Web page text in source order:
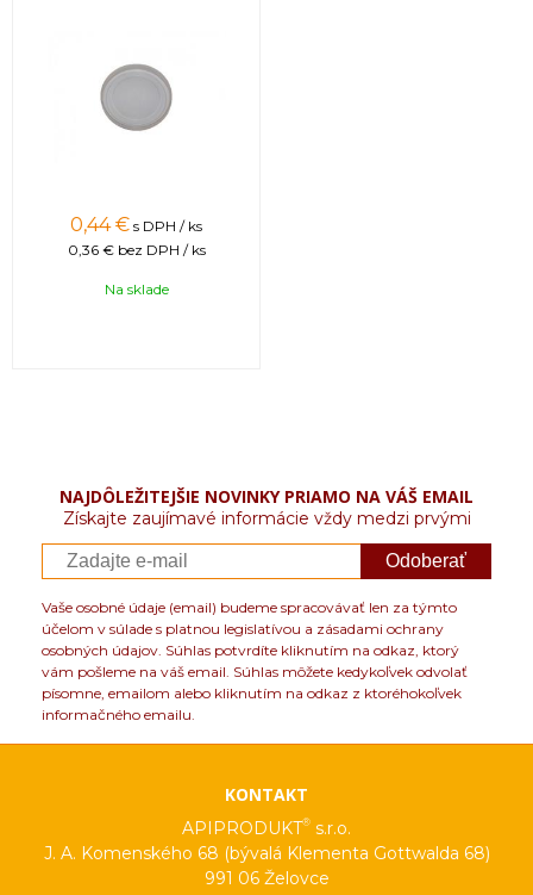
0,44 € s DPH / ks
0,36 € bez DPH / ks
Na sklade
NAJDÔLEŽITEJŠIE NOVINKY PRIAMO NA VÁŠ EMAIL
Získajte zaujímavé informácie vždy medzi prvými
Odoberať
Vaše osobné údaje (email) budeme spracovávať len za týmto
účelom v súlade s platnou legislatívou a zásadami ochrany
osobných údajov. Súhlas potvrdíte kliknutím na odkaz, ktorý
vám pošleme na váš email. Súhlas môžete kedykoľvek odvolať
písomne, emailom alebo kliknutím na odkaz z ktoréhokoľvek
informačného emailu.
KONTAKT
APIPRODUKT® s.r.o.
J. A. Komenského 68 (bývalá Klementa Gottwalda 68)
991 06 Želovce